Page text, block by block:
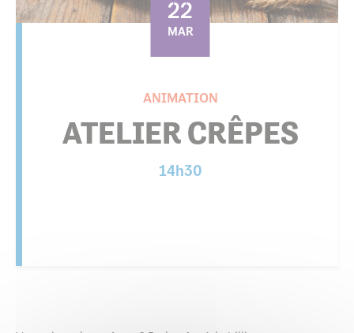
22
MAR
ANIMATION
ATELIER CRÊPES
14h30